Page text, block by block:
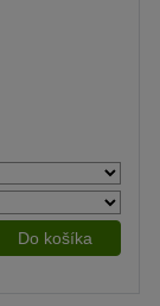
Do košíka